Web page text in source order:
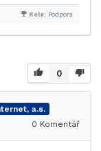
Role: Podpora
0
a.s.
0 Komentář